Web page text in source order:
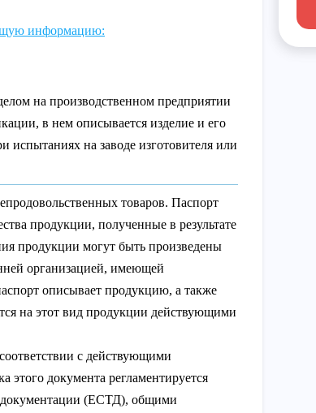
информацию:
на производственном предприятии
в нем описывается изделие и его
испытаниях на заводе изготовителя или
товаров. Паспорт
продукции, полученные в результате
продукции могут быть произведены
организацией, имеющей
описывает продукцию, а также
на этот вид продукции действующими
с действующими
этого документа регламентируется
документации (ЕСТД), общими